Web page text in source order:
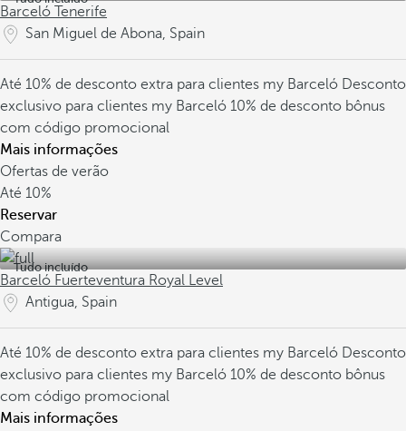
Barceló Tenerife
San Miguel de Abona, Spain
Até 10% de desconto extra para clientes my Barceló Desconto
exclusivo para clientes my Barceló 10% de desconto bônus
com código promocional
Mais informações
Ofertas de verão
Até 10%
Reservar
Compara
Tudo incluído
Barceló Fuerteventura Royal Level
Antigua, Spain
Até 10% de desconto extra para clientes my Barceló Desconto
exclusivo para clientes my Barceló 10% de desconto bônus
com código promocional
Mais informações